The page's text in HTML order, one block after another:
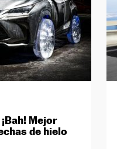
Mejor
de hielo